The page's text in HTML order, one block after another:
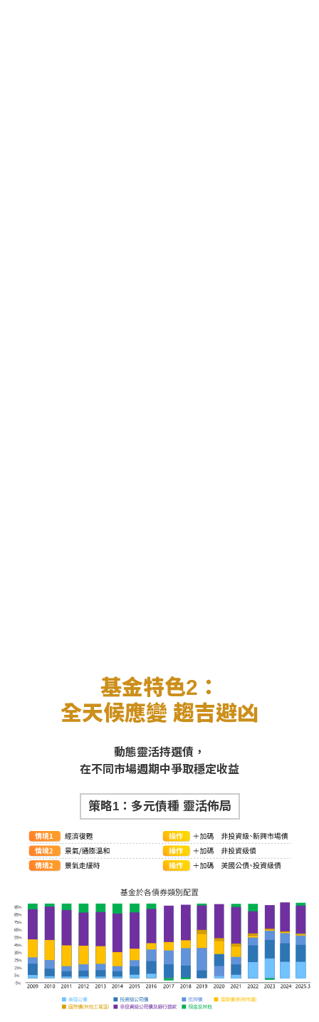
基金特色2：
全天候應變 趨吉避凶
動態靈活持選債，
在不同市場週期中爭取穩定收益
策略1：多元債種 靈活佈局